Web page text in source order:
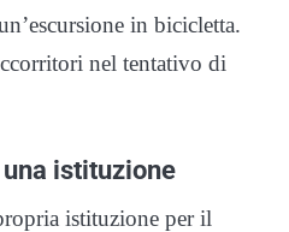
in bicicletta.
nel tentativo di
istituzione
istituzione per il